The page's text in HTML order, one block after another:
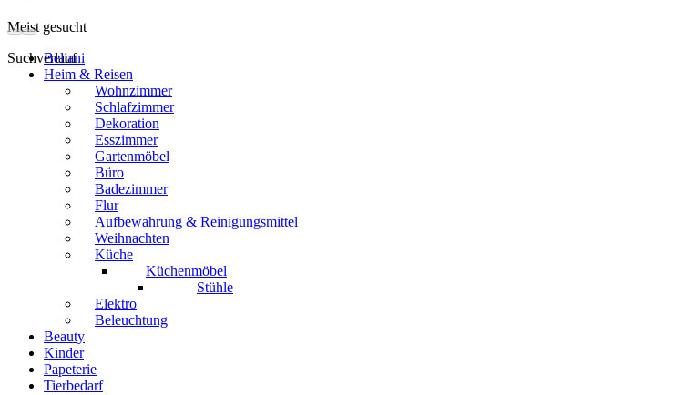
Meist gesucht
Suchverlauf
Beliani
Heim & Reisen
Wohnzimmer
Schlafzimmer
Dekoration
Esszimmer
Gartenmöbel
Büro
Badezimmer
Flur
Aufbewahrung & Reinigungsmittel
Weihnachten
Küche
Küchenmöbel
Stühle
Elektro
Beleuchtung
Beauty
Kinder
Papeterie
Tierbedarf